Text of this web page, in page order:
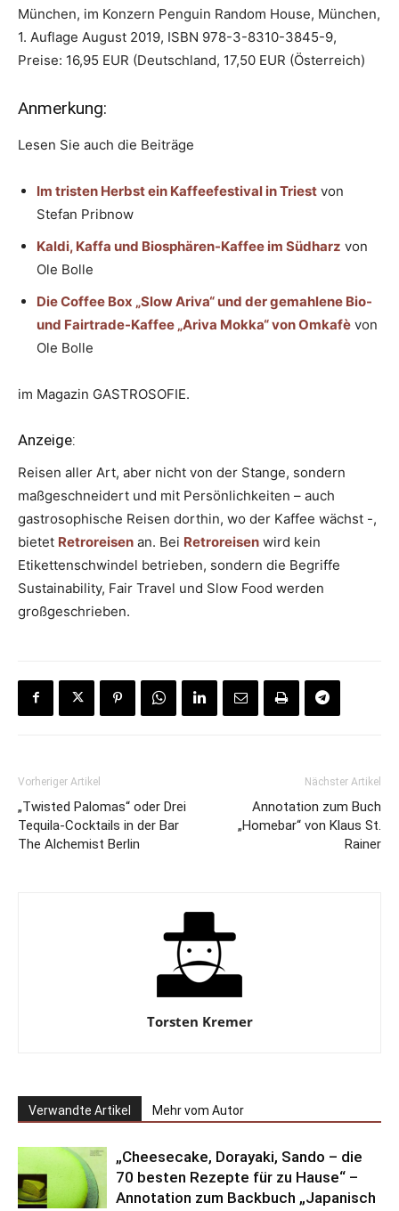
München, im Konzern Penguin Random House, München,
1. Auflage August 2019, ISBN 978-3-8310-3845-9,
Preise: 16,95 EUR (Deutschland, 17,50 EUR (Österreich)
Anmerkung:
Lesen Sie auch die Beiträge
Im tristen Herbst ein Kaffeefestival in Triest von
Stefan Pribnow
Kaldi, Kaffa und Biosphären-Kaffee im Südharz von
Ole Bolle
Die Coffee Box „Slow Ariva“ und der gemahlene Bio-
und Fairtrade-Kaffee „Ariva Mokka“ von Omkafè von
Ole Bolle
im Magazin GASTROSOFIE.
Anzeige:
Reisen aller Art, aber nicht von der Stange, sondern
maßgeschneidert und mit Persönlichkeiten – auch
gastrosophische Reisen dorthin, wo der Kaffee wächst -,
bietet Retroreisen an. Bei Retroreisen wird kein
Etikettenschwindel betrieben, sondern die Begriffe
Sustainability, Fair Travel und Slow Food werden
großgeschrieben.
Vorheriger Artikel
„Twisted Palomas“ oder Drei
Tequila-Cocktails in der Bar
The Alchemist Berlin
Nächster Artikel
Annotation zum Buch
„Homebar“ von Klaus St.
Rainer
Torsten Kremer
Verwandte Artikel Mehr vom Autor
„Cheesecake, Dorayaki, Sando – die
70 besten Rezepte für zu Hause“ –
Annotation zum Backbuch „Japanisch